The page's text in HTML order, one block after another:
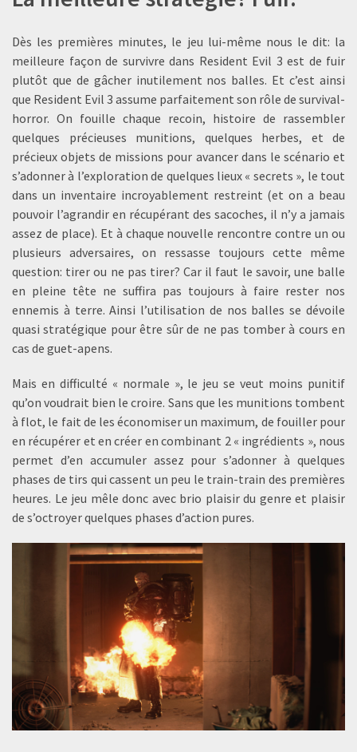
Dès les premières minutes, le jeu lui-même nous le dit: la
meilleure façon de survivre dans Resident Evil 3 est de fuir
plutôt que de gâcher inutilement nos balles. Et c’est ainsi
que Resident Evil 3 assume parfaitement son rôle de survival-
horror. On fouille chaque recoin, histoire de rassembler
quelques précieuses munitions, quelques herbes, et de
précieux objets de missions pour avancer dans le scénario et
s’adonner à l’exploration de quelques lieux « secrets », le tout
dans un inventaire incroyablement restreint (et on a beau
pouvoir l’agrandir en récupérant des sacoches, il n’y a jamais
assez de place). Et à chaque nouvelle rencontre contre un ou
plusieurs adversaires, on ressasse toujours cette même
question: tirer ou ne pas tirer? Car il faut le savoir, une balle
en pleine tête ne suffira pas toujours à faire rester nos
ennemis à terre. Ainsi l’utilisation de nos balles se dévoile
quasi stratégique pour être sûr de ne pas tomber à cours en
cas de guet-apens.
Mais en difficulté « normale », le jeu se veut moins punitif
qu’on voudrait bien le croire. Sans que les munitions tombent
à flot, le fait de les économiser un maximum, de fouiller pour
en récupérer et en créer en combinant 2 « ingrédients », nous
permet d’en accumuler assez pour s’adonner à quelques
phases de tirs qui cassent un peu le train-train des premières
heures. Le jeu mêle donc avec brio plaisir du genre et plaisir
de s’octroyer quelques phases d’action pures.